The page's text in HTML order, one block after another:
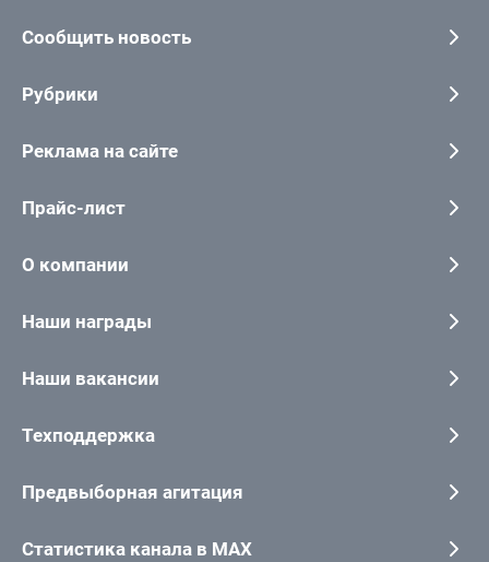
Сообщить новость
Рубрики
Реклама на сайте
Прайс-лист
О компании
Наши награды
Наши вакансии
Техподдержка
Предвыборная агитация
Статистика канала в MAX